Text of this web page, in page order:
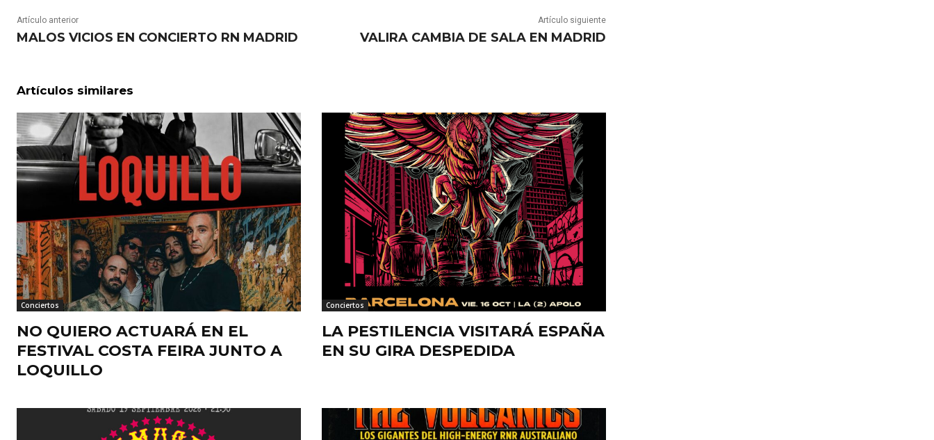
Artículo anterior
MALOS VICIOS EN CONCIERTO RN MADRID
Artículo siguiente
VALIRA CAMBIA DE SALA EN MADRID
Artículos similares
Conciertos
NO QUIERO ACTUARÁ EN EL
FESTIVAL COSTA FEIRA JUNTO A
LOQUILLO
Conciertos
LA PESTILENCIA VISITARÁ ESPAÑA
EN SU GIRA DESPEDIDA